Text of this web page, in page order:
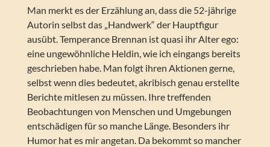
Man merkt es der Erzählung an, dass die 52-jährige
Autorin selbst das „Handwerk“ der Hauptfigur
ausübt. Temperance Brennan ist quasi ihr Alter ego:
eine ungewöhnliche Heldin, wie ich eingangs bereits
geschrieben habe. Man folgt ihren Aktionen gerne,
selbst wenn dies bedeutet, akribisch genau erstellte
Berichte mitlesen zu müssen. Ihre treffenden
Beobachtungen von Menschen und Umgebungen
entschädigen für so manche Länge. Besonders ihr
Humor hat es mir angetan. Da bekommt so mancher